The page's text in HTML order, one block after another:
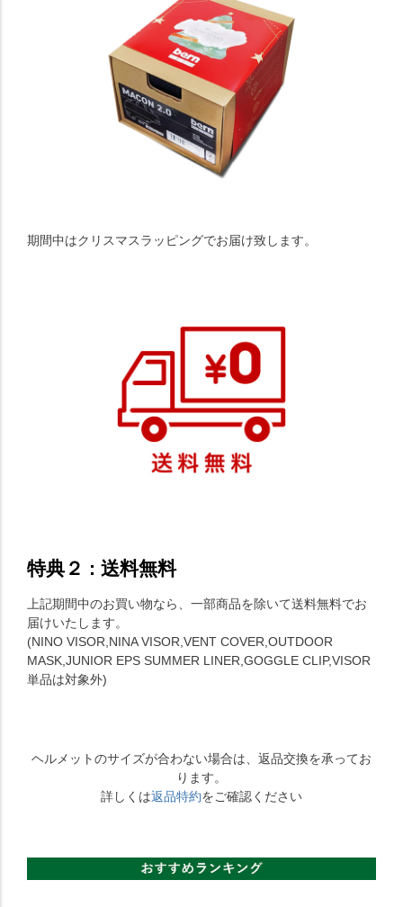
期間中はクリスマスラッピングでお届け致します。
特典２ : 送料無料
上記期間中のお買い物なら、一部商品を除いて送料無料でお
届けいたします。
(NINO VISOR,NINA VISOR,VENT COVER,OUTDOOR
MASK,JUNIOR EPS SUMMER LINER,GOGGLE CLIP,VISOR
単品は対象外)
ヘルメットのサイズが合わない場合は、返品交換を承ってお
ります。
詳しくは返品特約をご確認ください